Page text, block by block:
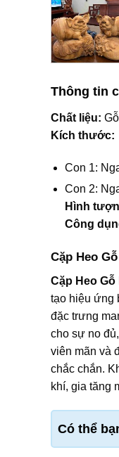
Thông tin
Chất liệu:
Kích thước:
Con 1:
Con 2:
Hình
Công
Cặp Heo
Cặp Heo Gỗ
tạo hiệu ứng
đặc trưng
cho sự no
viên mãn và
chắc chắn.
khí, gia tăng